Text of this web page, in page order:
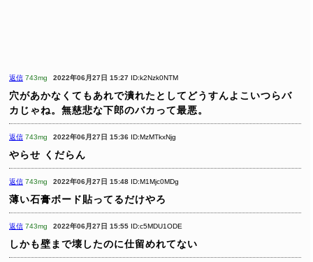
返信 743mg 2022年06月27日 15:27 ID:k2Nzk0NTM
穴があかなくてもあれで潰れたとしてどうすんよこいつらバ
カじゃね。無慈悲な下郎のバカって最悪。
返信 743mg 2022年06月27日 15:36 ID:MzMTkxNjg
やらせ くだらん
返信 743mg 2022年06月27日 15:48 ID:M1Mjc0MDg
薄い石膏ボード貼ってるだけやろ
返信 743mg 2022年06月27日 15:55 ID:c5MDU1ODE
しかも壁まで壊したのに仕留めれてない